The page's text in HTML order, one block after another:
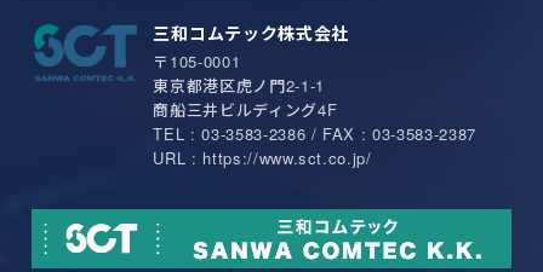
三和コムテック株式会社
〒105-0001
東京都港区虎ノ門2-1-1
商船三井ビルディング4F
TEL : 03-3583-2386 / FAX : 03-3583-2387
URL : https://www.sct.co.jp/